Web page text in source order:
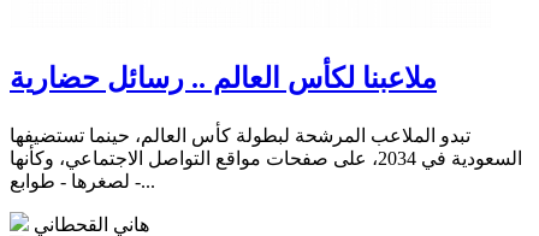
ملاعبنا لكأس العالم .. رسائل حضارية
تبدو الملاعب المرشحة لبطولة كأس العالم، حينما تستضيفها
السعودية في 2034، على صفحات مواقع التواصل الاجتماعي، وكأنها
- لصغرها - طوابع...
هاني القحطاني